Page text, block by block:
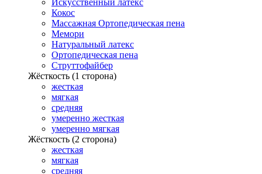
Искусственный латекс
Кокос
Массажная Ортопедическая пена
Мемори
Натуральный латекс
Ортопедическая пена
Струттофайбер
Жёсткость (1 сторона)
жесткая
мягкая
средняя
умеренно жесткая
умеренно мягкая
Жёсткость (2 сторона)
жесткая
мягкая
средняя